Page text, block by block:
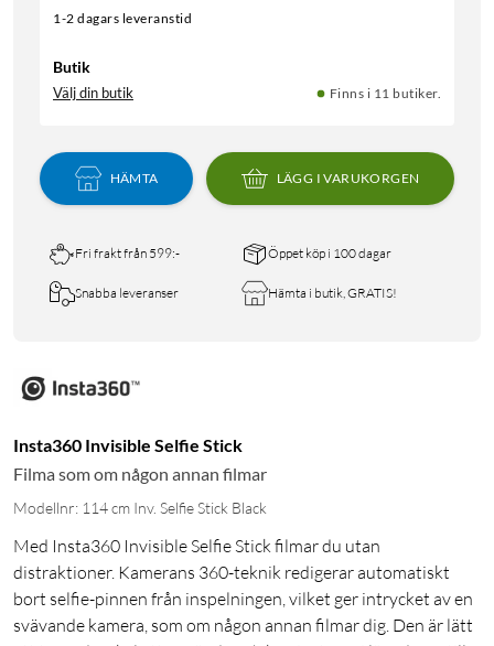
1-2 dagars leveranstid
Butik
Välj din butik Finns i 11 butiker.
HÄMTA LÄGG I VARUKORGEN
Fri frakt från 599:- Öppet köp i 100 dagar
Snabba leveranser Hämta i butik, GRATIS!
Insta360 Invisible Selfie Stick
Filma som om någon annan filmar
Modellnr: 114 cm Inv. Selfie Stick Black
Med Insta360 Invisible Selfie Stick filmar du utan
distraktioner. Kamerans 360-teknik redigerar automatiskt
bort selfie-pinnen från inspelningen, vilket ger intrycket av en
svävande kamera, som om någon annan filmar dig. Den är lätt